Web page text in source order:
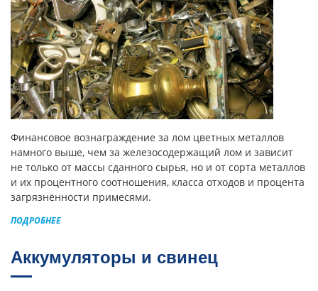
Финансовое вознаграждение за лом цветных металлов
намного выше, чем за железосодержащий лом и зависит
не только от массы сданного сырья, но и от сорта металлов
и их процентного соотношения, класса отходов и процента
загрязнённости примесями.
ПОДРОБНЕЕ
Аккумуляторы и свинец